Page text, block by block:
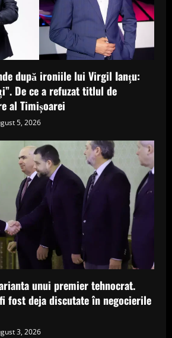
după ironiile lui Virgil Ianțu:
De ce a refuzat titlul de
al Timișoarei
5, 2026
unui premier tehnocrat.
fost deja discutate în negocierile
3, 2026